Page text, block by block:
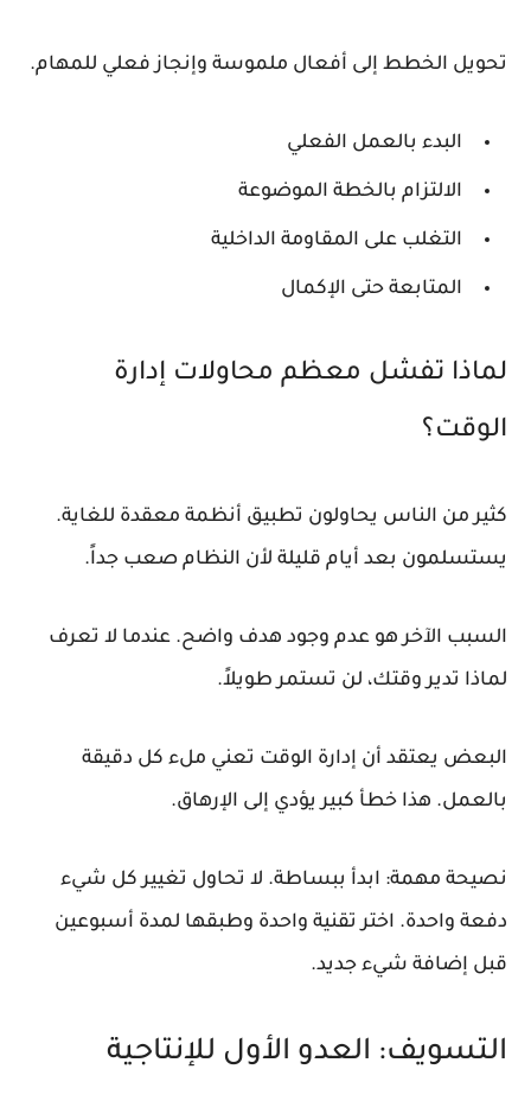
تحويل الخطط إلى أفعال ملموسة وإنجاز فعلي للمهام.
البدء بالعمل الفعلي
الالتزام بالخطة الموضوعة
التغلب على المقاومة الداخلية
المتابعة حتى الإكمال
لماذا تفشل معظم محاولات إدارة
الوقت؟
كثير من الناس يحاولون تطبيق أنظمة معقدة للغاية.
يستسلمون بعد أيام قليلة لأن النظام صعب جداً.
السبب الآخر هو عدم وجود هدف واضح. عندما لا تعرف
لماذا تدير وقتك، لن تستمر طويلاً.
البعض يعتقد أن إدارة الوقت تعني ملء كل دقيقة
بالعمل. هذا خطأ كبير يؤدي إلى الإرهاق.
نصيحة مهمة: ابدأ ببساطة. لا تحاول تغيير كل شيء
دفعة واحدة. اختر تقنية واحدة وطبقها لمدة أسبوعين
قبل إضافة شيء جديد.
التسويف: العدو الأول للإنتاجية